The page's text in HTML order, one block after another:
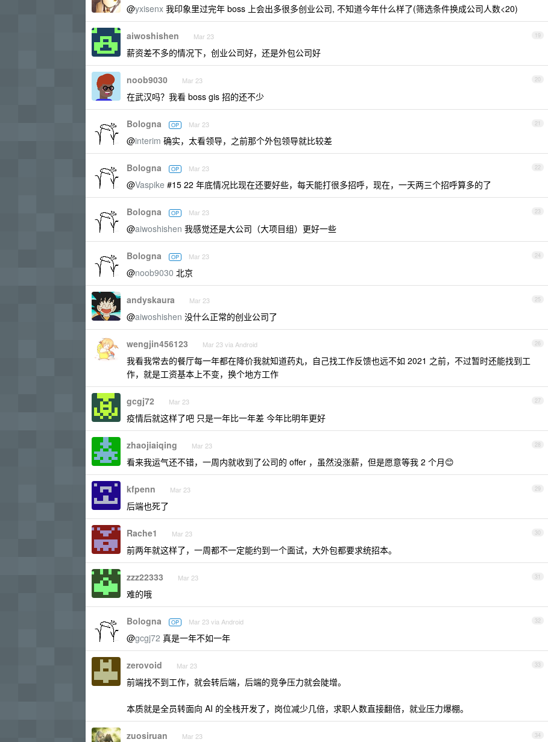
@yxisenx 我印象里过完年 boss 上会出多很多创业公司, 不知道今年什么样了(筛选条件换成公司人数<20)
19
aiwoshishen Mar 23
薪资差不多的情况下，创业公司好，还是外包公司好
20
noob9030 Mar 23
在武汉吗？我看 boss gis 招的还不少
21
Bologna OP Mar 23
@interim 确实，太看领导，之前那个外包领导就比较差
22
Bologna OP Mar 23
@Vaspike #15 22 年底情况比现在还要好些，每天能打很多招呼，现在，一天两三个招呼算多的了
23
Bologna OP Mar 23
@aiwoshishen 我感觉还是大公司（大项目组）更好一些
24
Bologna OP Mar 23
@noob9030 北京
25
andyskaura Mar 23
@aiwoshishen 没什么正常的创业公司了
26
wengjin456123 Mar 23 via Android
我看我常去的餐厅每一年都在降价我就知道药丸，自己找工作反馈也远不如 2021 之前，不过暂时还能找到工
作，就是工资基本上不变，换个地方工作
27
gcgj72 Mar 23
疫情后就这样了吧 只是一年比一年差 今年比明年更好
28
zhaojiaiqing Mar 23
看来我运气还不错，一周内就收到了公司的 offer ，虽然没涨薪，但是愿意等我 2 个月😊
29
kfpenn Mar 23
后端也死了
30
Rache1 Mar 23
前两年就这样了，一周都不一定能约到一个面试，大外包都要求统招本。
31
zzz22333 Mar 23
难的哦
32
Bologna OP Mar 23 via Android
@gcgj72 真是一年不如一年
33
zerovoid Mar 23
前端找不到工作，就会转后端，后端的竞争压力就会陡增。
本质就是全员转面向 AI 的全栈开发了，岗位减少几倍，求职人数直接翻倍，就业压力爆棚。
34
zuosiruan Mar 23